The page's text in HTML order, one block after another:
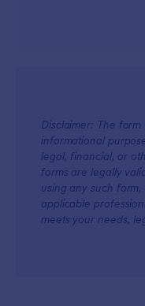
Disclaimer: The
informational
legal, financial, or
forms are legally
using any such
applicable
meets your needs,